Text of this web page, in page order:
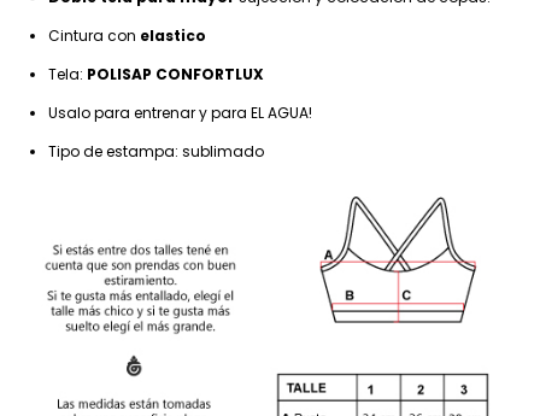
Cintura con elastico
Tela: POLISAP CONFORTLUX
Usalo para entrenar y para EL AGUA!
Tipo de estampa: sublimado